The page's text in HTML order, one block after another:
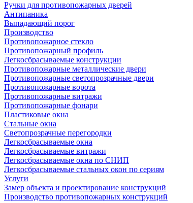
Ручки для противопожарных дверей
Антипаника
Выпадающий порог
Производство
Противопожарное стекло
Противопожарный профиль
Легкосбрасываемые конструкции
Противопожарные металлические двери
Противопожарные светопрозрачные двери
Противопожарные ворота
Противопожарные витражи
Противопожарные фонари
Пластиковые окна
Стальные окна
Светопрозрачные перегородки
Легкосбрасываемые окна
Легкосбрасываемые витражи
Легкосбрасываемые окна по СНИП
Легкосбрасываемые стальных окон по сериям
Услуги
Замер объекта и проектирование конструкций
Производство противопожарных конструкций